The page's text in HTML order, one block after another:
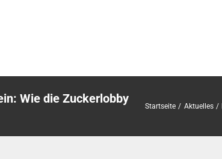
Wie die Zuckerlobby
Startseite Aktuelles